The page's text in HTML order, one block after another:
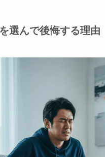
選んで後悔する理由